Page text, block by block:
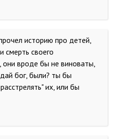
историю про детей,
смерть своего
они вроде бы не виноваты,
бог, были? ты бы
их, или бы